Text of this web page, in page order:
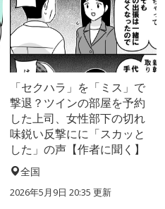
「セクハラ」を「ミス」で
撃退？ツインの部屋を予約
した上司、女性部下の切れ
味鋭い反撃にに「スカッと
した」の声【作者に聞く】
全国
2026年5月9日 20:35 更新